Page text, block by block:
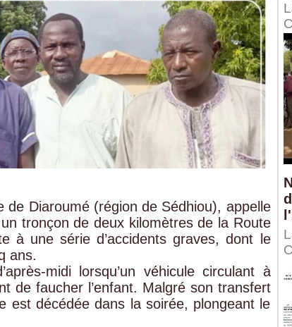
Diaroumé (région de Sédhiou), appelle
tronçon de deux kilomètres de la Route
à une série d’accidents graves, dont le
ans.
midi lorsqu’un véhicule circulant à
de faucher l’enfant. Malgré son transfert
est décédée dans la soirée, plongeant le